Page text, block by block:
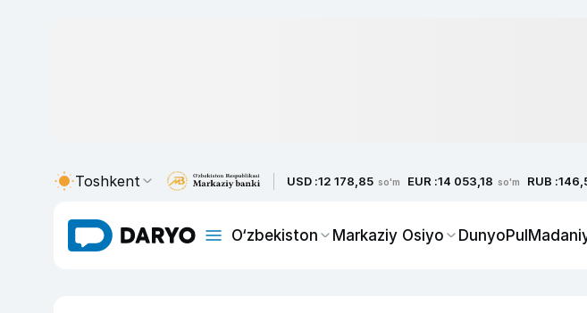
Toshkent USD :12 178,85 so'm EUR :14 053,18 so'm RUB :
O‘zbekiston Markaziy Osiyo DunyoPul